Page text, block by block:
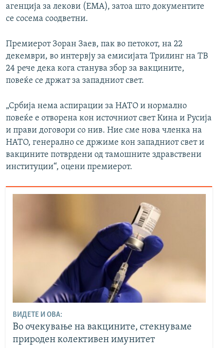
агенција за лекови (ЕМА), затоа што документите
се сосема соодветни.
Премиерот Зоран Заев, пак во петокот, на 22
декември, во интервју за емисијата Трилинг на ТВ
24 рече дека кога станува збор за вакцините,
повеќе се држaт за западниот свет.
„Србија нема аспирации за НАТО и нормално
повеќе е отворена кон источниот свет Кина и Русија
и прави договори со нив. Ние сме нова членка на
НАТО, генерално се држиме кон западниот свет и
вакцините потврдени од тамошните здравствени
институции“, оцени премиерот.
ВИДЕТЕ И ОВА:
Во очекување на вакцините, стекнуваме
природен колективен имунитет